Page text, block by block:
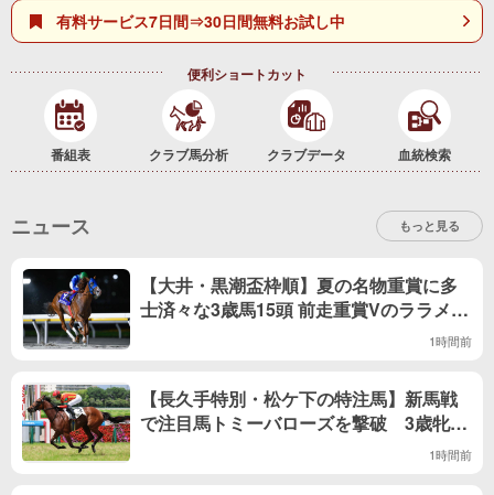
有料サービス7日間⇒30日間無料お試し中
ニュース もっと見る
【大井・黒潮盃枠順】夏の名物重賞に多
士済々な3歳馬15頭 前走重賞Vのララメテ
1時間前
【長久手特別・松ケ下の特注馬】新馬戦
で注目馬トミーバローズを撃破 3歳牝馬
1時間前
便利ショートカット
番組表 クラブ馬分析 クラブデータ 血統検索